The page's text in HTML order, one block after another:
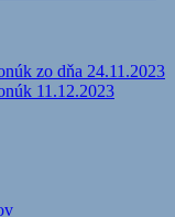
zo dňa 24.11.2023
11.12.2023